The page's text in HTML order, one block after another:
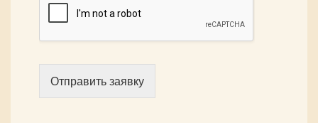
Отправить заявку